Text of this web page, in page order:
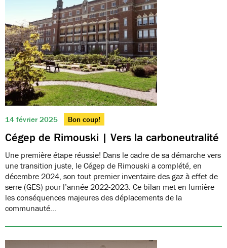
14 février 2025 Bon coup!
Cégep de Rimouski | Vers la carboneutralité
Une première étape réussie! Dans le cadre de sa démarche vers
une transition juste, le Cégep de Rimouski a complété, en
décembre 2024, son tout premier inventaire des gaz à effet de
serre (GES) pour l’année 2022-2023. Ce bilan met en lumière
les conséquences majeures des déplacements de la
communauté…